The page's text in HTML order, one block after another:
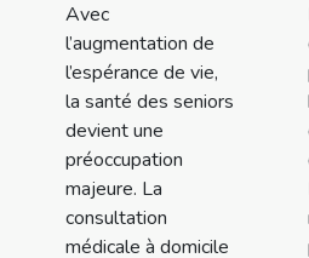
Avec
l’augmentation de
l’espérance de vie,
la santé des seniors
devient une
préoccupation
majeure. La
consultation
médicale à domicile